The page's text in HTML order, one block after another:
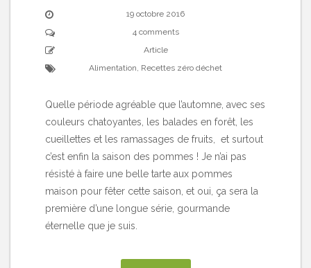
19 octobre 2016
4 comments
Article
Alimentation Recettes zéro déchet
Quelle période agréable que l’automne, avec ses
couleurs chatoyantes, les balades en forêt, les
cueillettes et les ramassages de fruits, et surtout
c’est enfin la saison des pommes ! Je n’ai pas
résisté à faire une belle tarte aux pommes
maison pour fêter cette saison, et oui, ça sera la
première d’une longue série, gourmande
éternelle que je suis.